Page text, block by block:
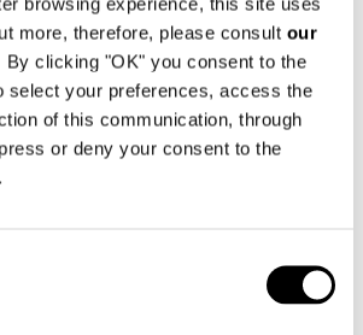
more, therefore, please consult our
clicking "OK" you consent to the
select your preferences, access the
of this communication, through
or deny your consent to the